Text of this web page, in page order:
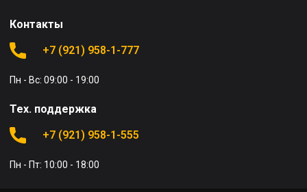
Контакты
+7 (921) 958-1-777
Пн - Вс: 09:00 - 19:00
Тех. поддержка
+7 (921) 958-1-555
Пн - Пт: 10:00 - 18:00